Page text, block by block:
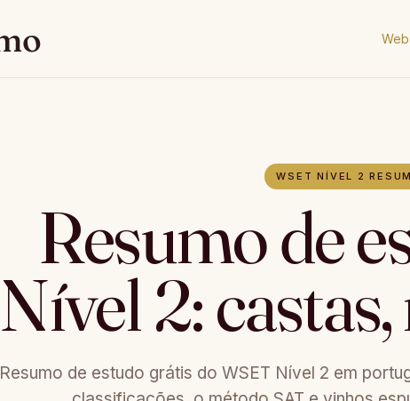
WSET NÍVEL 2
Resumo de
Nível 2:
Resumo de estudo grátis do WSET Nível 2 em